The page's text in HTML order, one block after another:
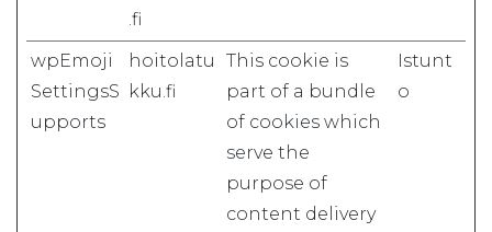
.fi
wpEmoji
SettingsS
upports
hoitolatu
kku.fi
This cookie is
part of a bundle
of cookies which
serve the
purpose of
content delivery
Istunt
o